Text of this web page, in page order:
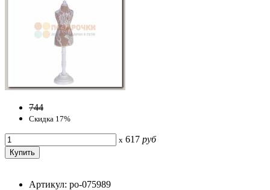
744
Скидка 17%
x 617 руб
Артикул: po-075989